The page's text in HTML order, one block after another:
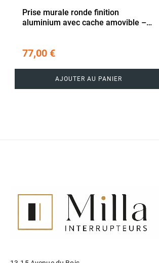
Prise murale ronde finition
aluminium avec cache amovible –
77,00 €
AJOUTER AU PANIER